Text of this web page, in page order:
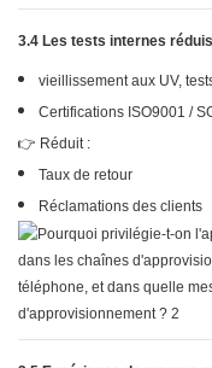
3.4 Les tests internes
vieillissement aux UV,
Certifications ISO9001 /
👉 Réduit :
Taux de retour
Réclamations des clients